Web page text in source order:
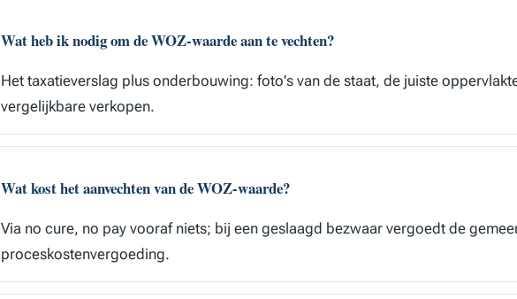
Wat heb ik nodig om de WOZ-waarde aan te vechten?
Het taxatieverslag plus onderbouwing: foto's van de staat, de juiste
vergelijkbare verkopen.
Wat kost het aanvechten van de WOZ-waarde?
Via no cure, no pay vooraf niets; bij een geslaagd bezwaar vergoedt de
proceskostenvergoeding.